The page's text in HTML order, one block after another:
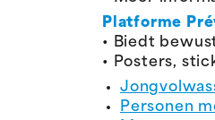
Platforme
• Biedt
• Posters,
Personen